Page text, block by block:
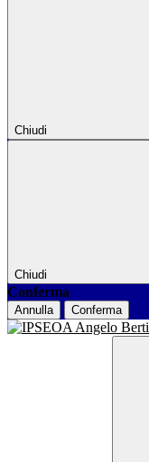
Chiudi
Chiudi
Conferma
Annulla Conferma